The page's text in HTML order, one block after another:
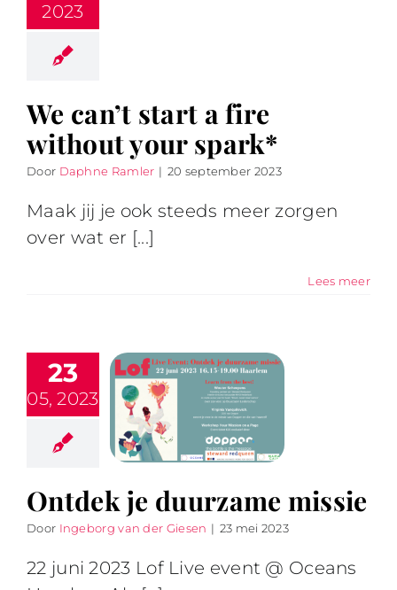
2023
We can’t start a fire
without your spark*
Door Daphne Ramler | 20 september 2023
Maak jij je ook steeds meer zorgen
over wat er [...]
Lees meer
23
05, 2023
Ontdek je duurzame missie
Door Ingeborg van der Giesen | 23 mei 2023
22 juni 2023 Lof Live event @ Oceans